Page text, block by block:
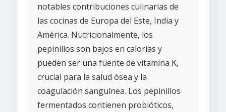
notables contribuciones culinarias de
las cocinas de Europa del Este, India y
América. Nutricionalmente, los
pepinillos son bajos en calorías y
pueden ser una fuente de vitamina K,
crucial para la salud ósea y la
coagulación sanguínea. Los pepinillos
fermentados contienen probióticos,